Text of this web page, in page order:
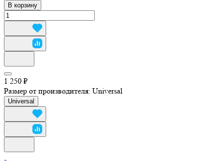
В корзину
1 250 ₽
Размер от производителя: Universal
Universal